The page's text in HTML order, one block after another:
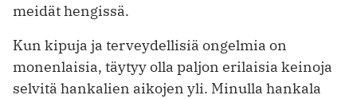
meidät hengissä.
Kun kipuja ja terveydellisiä ongelmia on
monenlaisia, täytyy olla paljon erilaisia keinoja
selvitä hankalien aikojen yli. Minulla hankala